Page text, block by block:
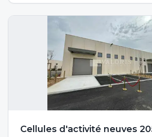
Cellules d'activité neuves